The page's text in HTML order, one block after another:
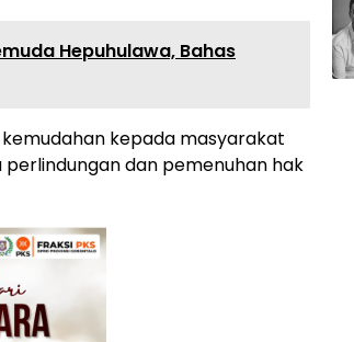
Hepuhulawa, Bahas
kepada masyarakat
dan pemenuhan hak